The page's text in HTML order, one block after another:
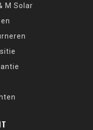
M Solar